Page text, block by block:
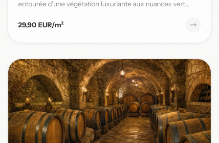
entourée d’une végétation luxuriante aux nuances vert
29,90 EUR/m²